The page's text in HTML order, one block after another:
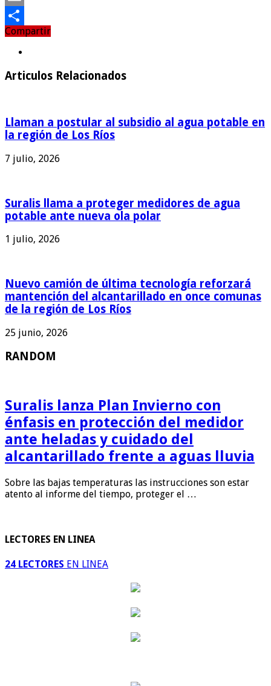
Email
Compartir
Compartir
Articulos Relacionados
Llaman a postular al subsidio al agua potable en
la región de Los Ríos
7 julio, 2026
Suralis llama a proteger medidores de agua
potable ante nueva ola polar
1 julio, 2026
Nuevo camión de última tecnología reforzará
mantención del alcantarillado en once comunas
de la región de Los Ríos
25 junio, 2026
RANDOM
Suralis lanza Plan Invierno con
énfasis en protección del medidor
ante heladas y cuidado del
alcantarillado frente a aguas lluvia
Sobre las bajas temperaturas las instrucciones son estar
atento al informe del tiempo, proteger el …
LECTORES EN LINEA
24 LECTORES EN LINEA